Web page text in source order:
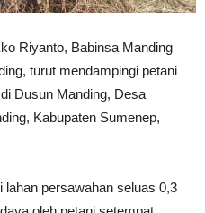
Riyanto, Babinsa Manding
turut mendampingi petani
Dusun Manding, Desa
Kabupaten Sumenep,
lahan persawahan seluas 0,3